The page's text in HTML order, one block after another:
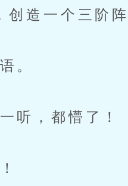
造一个三阶阵
。
，都懵了！